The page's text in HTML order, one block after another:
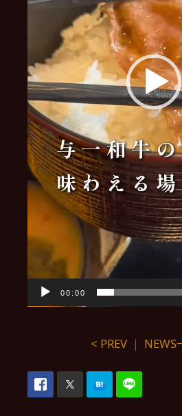
00:00
< PREV ｜ NEWS